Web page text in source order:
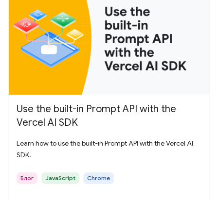
Use the built-in Prompt API with the
Vercel AI SDK
Learn how to use the built-in Prompt API with the Vercel AI
SDK.
Блог JavaScript Chrome